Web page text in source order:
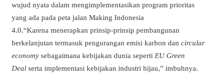
wujud nyata dalam mengimplementasikan program prioritas
yang ada pada peta jalan Making Indonesia
4.0.“Karena menerapkan prinsip-prinsip pembangunan
berkelanjutan termasuk pengurangan emisi karbon dan circular
economy sebagaimana kebijakan dunia seperti EU Green
Deal serta implementasi kebijakan industri hijau,” imbuhnya.